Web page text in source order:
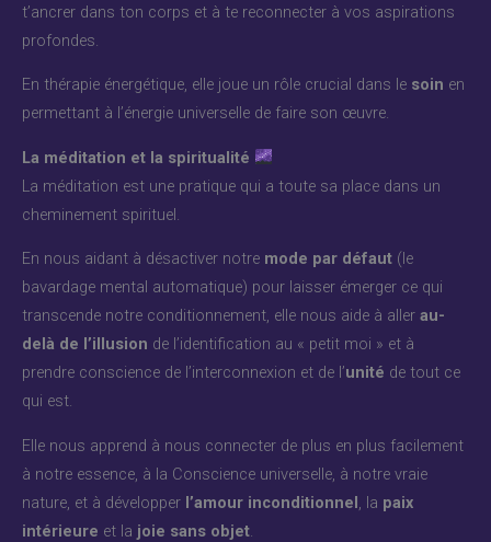
t’ancrer dans ton corps et à te reconnecter à vos aspirations
profondes.
En thérapie énergétique, elle joue un rôle crucial dans le soin en
permettant à l’énergie universelle de faire son œuvre.
La méditation et la spiritualité
La méditation est une pratique qui a toute sa place dans un
cheminement spirituel.
En nous aidant à désactiver notre mode par défaut (le
bavardage mental automatique) pour laisser émerger ce qui
transcende notre conditionnement, elle nous aide à aller au-
delà de l’illusion de l’identification au « petit moi » et à
prendre conscience de l’interconnexion et de l’unité de tout ce
qui est.
Elle nous apprend à nous connecter de plus en plus facilement
à notre essence, à la Conscience universelle, à notre vraie
nature, et à développer l’amour inconditionnel, la paix
intérieure et la joie sans objet.